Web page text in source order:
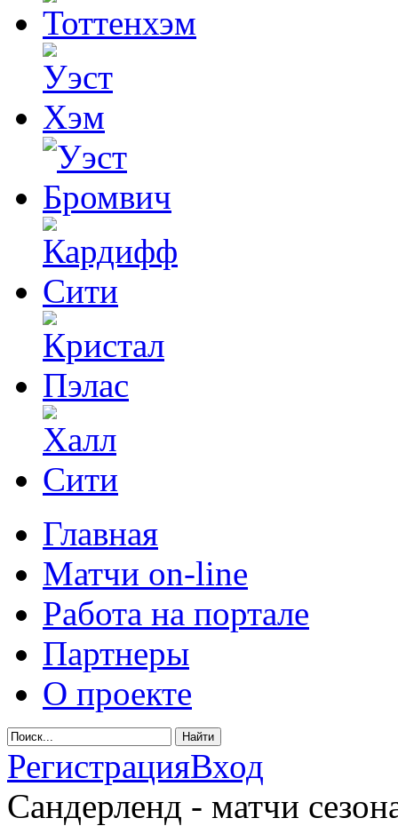
Главная
Матчи on-line
Работа на портале
Партнеры
О проекте
РегистрацияВход
Сандерленд - матчи